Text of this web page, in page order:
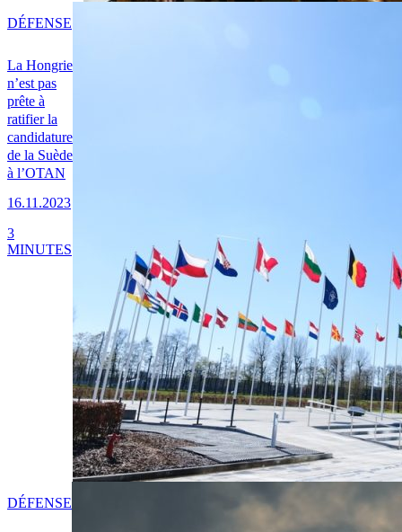
La Hongrie
n’est pas
prête à
ratifier la
candidature
de la Suède
à l’OTAN
16.11.2023
DÉFENSE
3
MINUTES
DÉFENSE